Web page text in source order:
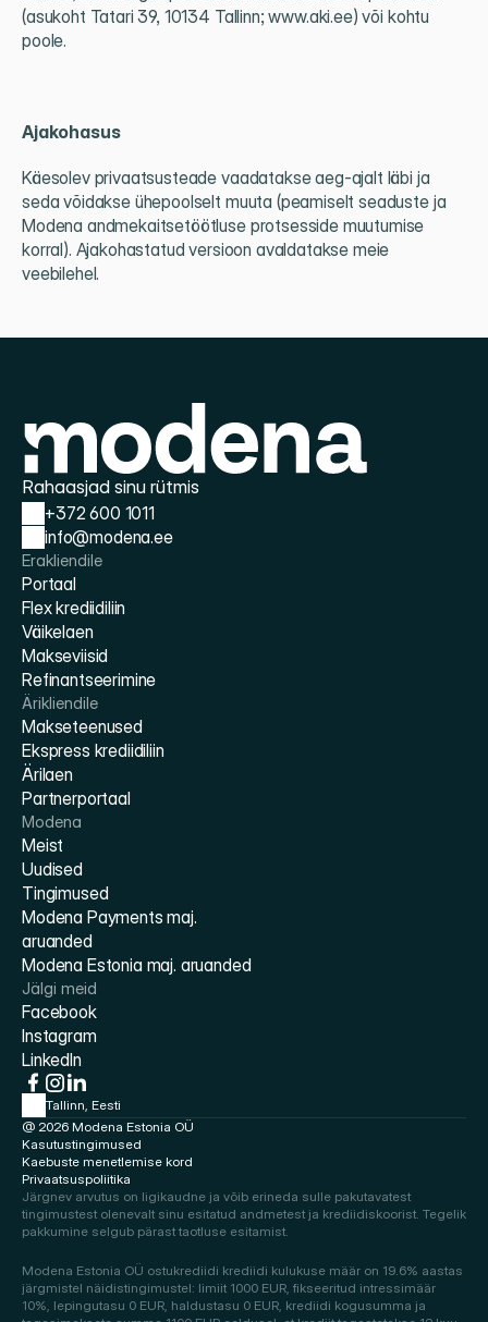
(asukoht Tatari 39, 10134 Tallinn; www.aki.ee) või kohtu
poole.
Ajakohasus
Käesolev privaatsusteade vaadatakse aeg-ajalt läbi ja
seda võidakse ühepoolselt muuta (peamiselt seaduste ja
Modena andmekaitsetöötluse protsesside muutumise
korral). Ajakohastatud versioon avaldatakse meie
veebilehel.
Rahaasjad sinu rütmis
+372 600 1011
info@modena.ee
Erakliendile
Portaal
Flex krediidiliin
Väikelaen
Makseviisid
Refinantseerimine
Ärikliendile
Makseteenused
Ekspress krediidiliin
Ärilaen
Partnerportaal
Modena
Meist
Uudised
Tingimused
Modena Payments maj.
aruanded
Modena Estonia maj. aruanded
Jälgi meid
Facebook
Instagram
LinkedIn
Tallinn, Eesti
@ 2026 Modena Estonia OÜ
Kasutustingimused
Kaebuste menetlemise kord
Privaatsuspoliitika
Järgnev arvutus on ligikaudne ja võib erineda sulle pakutavatest
tingimustest olenevalt sinu esitatud andmetest ja krediidiskoorist. Tegelik
pakkumine selgub pärast taotluse esitamist.
Modena Estonia OÜ ostukrediidi krediidi kulukuse määr on 19.6% aastas
järgmistel näidistingimustel: limiit 1000 EUR, fikseeritud intressimäär
10%, lepingutasu 0 EUR, haldustasu 0 EUR, krediidi kogusumma ja